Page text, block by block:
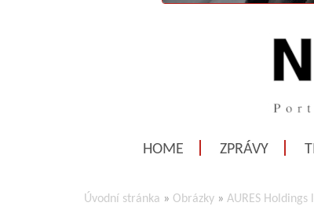
HOME ZPRÁVY
Úvodní stránka » Obrázky » AURES